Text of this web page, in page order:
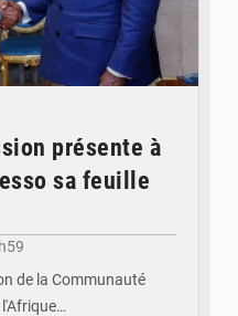
présente à
sa feuille
de la Communauté